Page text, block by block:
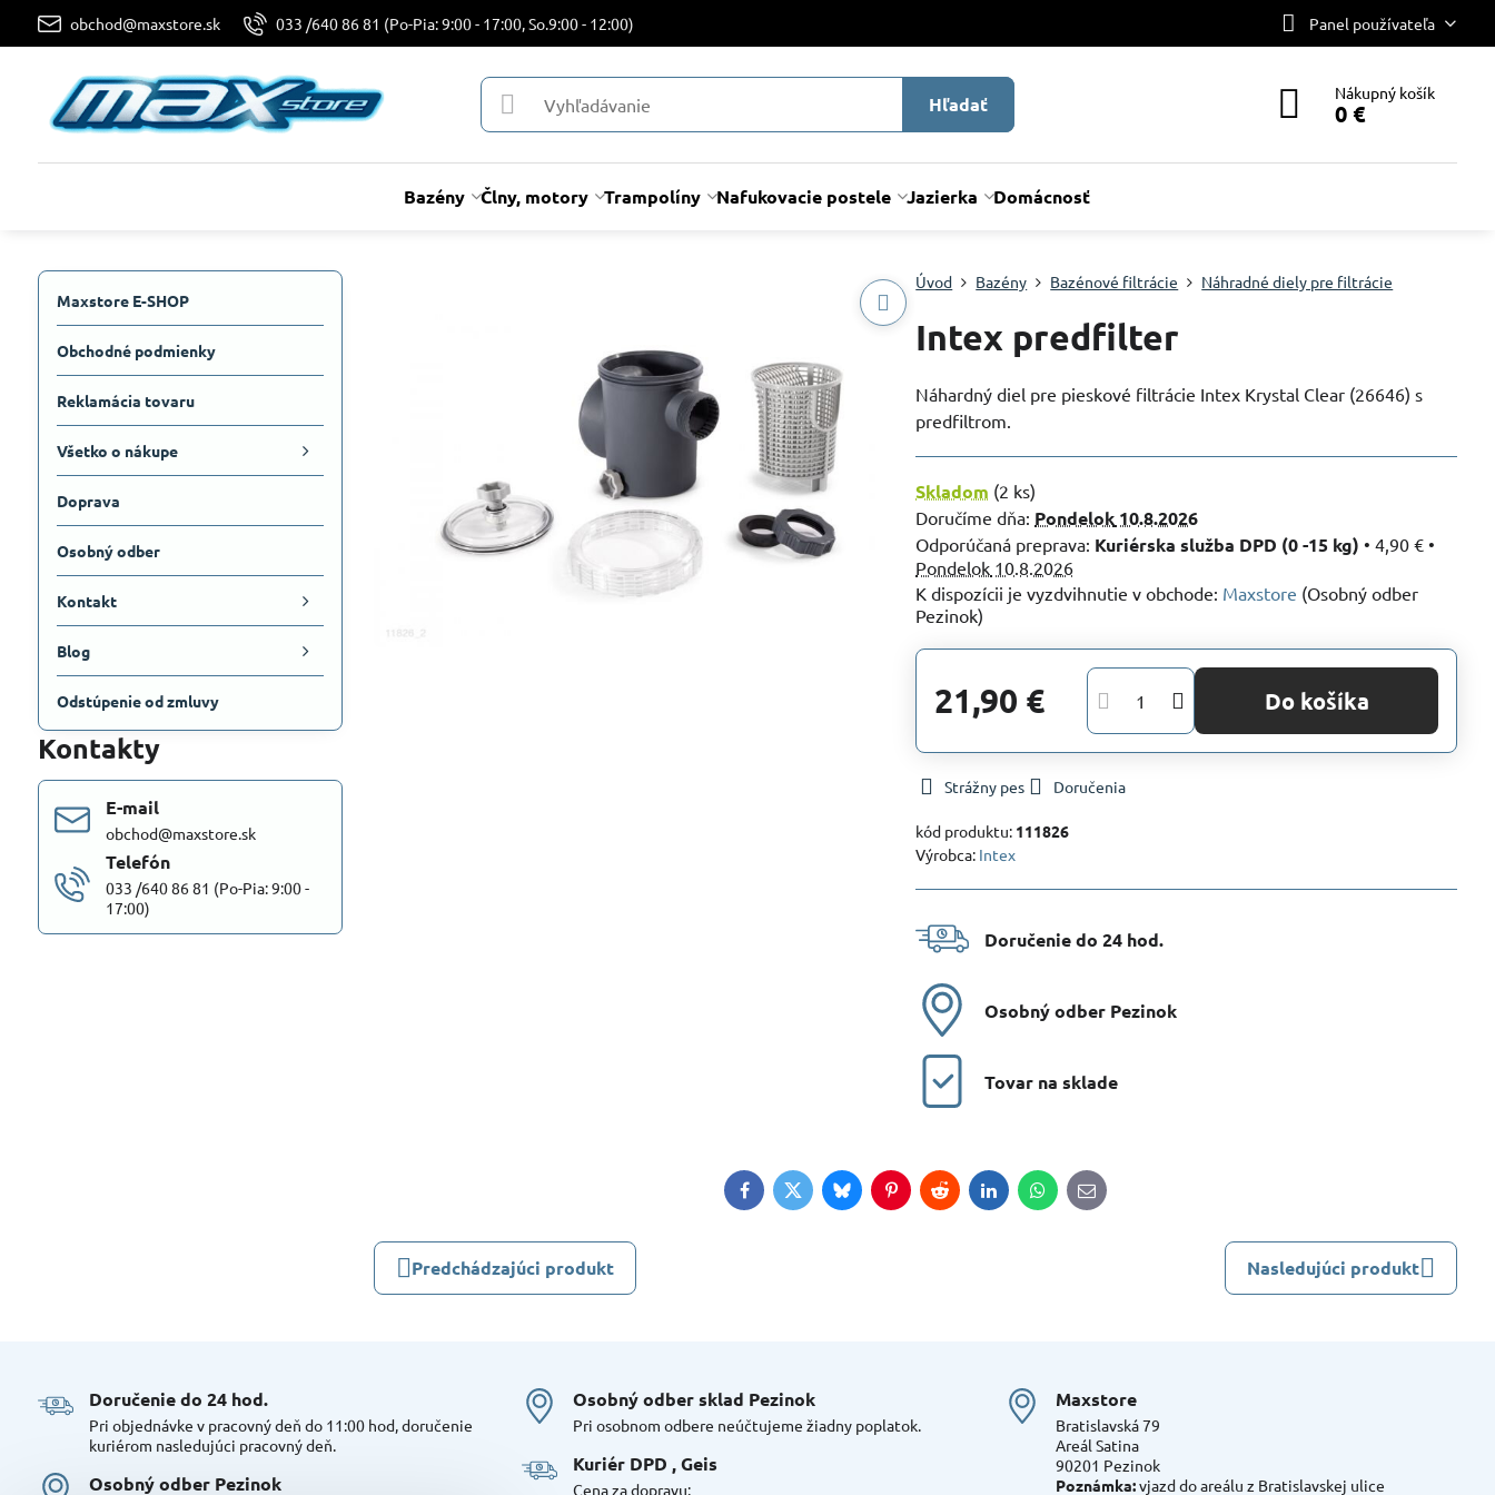
obchod@maxstore.sk 033 /640 86 81 (Po-Pia: 9:00 - 17:00, So.9:00 - 12:00) Panel používateľa
Hľadať Nákupný košík
0 €
Bazény Člny, motory Trampolíny Nafukovacie postele Jazierka Domácnosť
Úvod Bazény Bazénové filtrácie Náhradné diely pre filtrácie
Intex predfilter
Náhardný diel pre pieskové filtrácie Intex Krystal Clear (26646) s
predfiltrom.
Skladom (2 ks)
Doručíme dňa: Pondelok 10.8.2026
Kuriérska služba DPD (0 -15 kg) •4,90 € •
Pondelok 10.8.2026
Maxstore (Osobný odber
Pezinok)
21,90 € Do košíka
Strážny pes Doručenia
kód produktu: 111826
Výrobca: Intex
Doručenie do 24 hod​.
Osobný odber Pezinok
Tovar na sklade
FacebookTwitterBlueskyPinterestRedditLinkedInWhatsApp
E-
mail
Predchádzajúci produkt Nasledujúci produkt
Maxstore E-SHOP
Obchodné podmienky
Reklamácia tovaru
Všetko o nákupe
Doprava
Osobný odber
Kontakt
Blog
Odstúpenie od zmluvy
Kontakty
E-mail
obchod@maxstore.sk
Telefón
033 /640 86 81 (Po-Pia: 9:00 -
17:00)
Doručenie do 24 hod​.
Pri objednávke v pracovný deň do 11:00 hod, doručenie
kuriérom nasledujúci pracovný deň.
Osobný odber Pezinok
Osobný odber sklad Pezinok
Pri osobnom odbere neúčtujeme žiadny poplatok.
Kuriér DPD , Geis
Cena za dopravu:
Maxstore
Bratislavská 79
Areál Satina
90201 Pezinok
Poznámka:vjazd do areálu z Bratislavskej ulice